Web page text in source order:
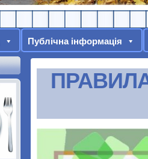
Публічна інформація